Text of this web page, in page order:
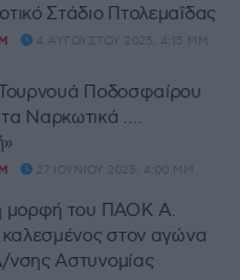
Στάδιο Πτολεμαΐδας
4 ΑΥΓΟΎΣΤΟΥ 2025, 4:15 ΜΜ
Ποδοσφαίρου
Ναρκωτικά ….
27 ΙΟΥΝΊΟΥ 2025, 4:00 ΜΜ
μορφή του ΠΑΟΚ Α.
καλεσμένος στον αγώνα
νσης Αστυνομίας